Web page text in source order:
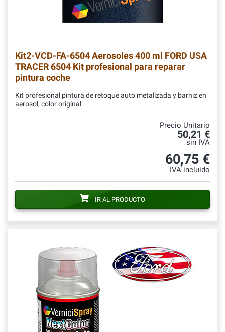
Kit2-VCD-FA-6504Aerosoles 400 ml FORD USA
TRACER 6504 Kit profesional para reparar
pintura coche
Kit profesional pintura de retoque auto metalizada y barniz en
aerosol, color original
Precio Unitario
50,21 €
sin IVA
60,75 €
IVA incluido
IR AL PRODUCTO